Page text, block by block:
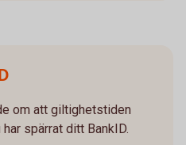
om att giltighetstiden
spärrat ditt BankID.